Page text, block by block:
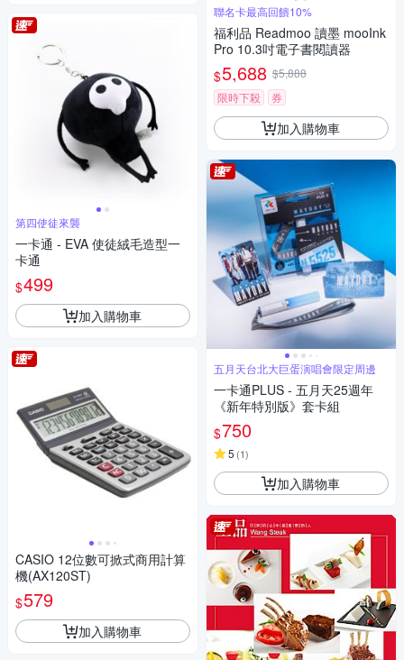
第四使徒來襲
一卡通 - EVA 使徒絨毛造型一
卡通
$499
加入購物車
CASIO 12位數可掀式商用計算
機(AX120ST)
$579
加入購物車
聯名卡最高回饋10%
福利品 Readmoo 讀墨 mooInk
Pro 10.3吋電子書閱讀器
$5,688 $5,888
限時下殺
券
加入購物車
五月天台北大巨蛋演唱會限定周邊
一卡通PLUS - 五月天25週年
《新年特別版》套卡組
$750
5 (1)
加入購物車